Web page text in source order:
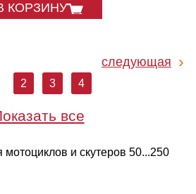
КОРЗИНУ
следующая
2 3 4
все
мотоциклов и скутеров 50...250